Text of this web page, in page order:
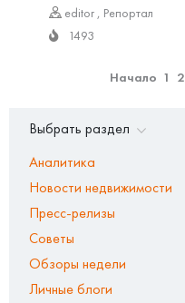
editor , Репортал
1493
Начало 1 2
Выбрать раздел
Аналитика
Новости недвижимости
Пресс-релизы
Советы
Обзоры недели
Личные блоги